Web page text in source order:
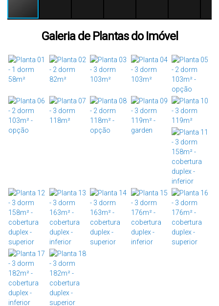
Galeria de Plantas do Imóvel